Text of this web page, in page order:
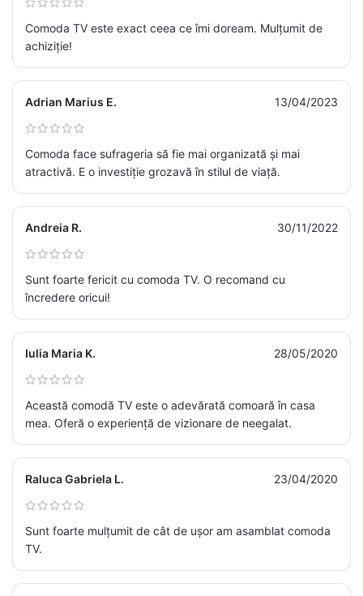
Comoda TV este exact ceea ce îmi doream. Mulțumit de
achiziție!
Adrian Marius E. 13/04/2023
Comoda face sufrageria să fie mai organizată și mai
atractivă. E o investiție grozavă în stilul de viață.
Andreia R. 30/11/2022
Sunt foarte fericit cu comoda TV. O recomand cu
încredere oricui!
Iulia Maria K. 28/05/2020
Această comodă TV este o adevărată comoară în casa
mea. Oferă o experiență de vizionare de neegalat.
Raluca Gabriela L. 23/04/2020
Sunt foarte mulțumit de cât de ușor am asamblat comoda
TV.